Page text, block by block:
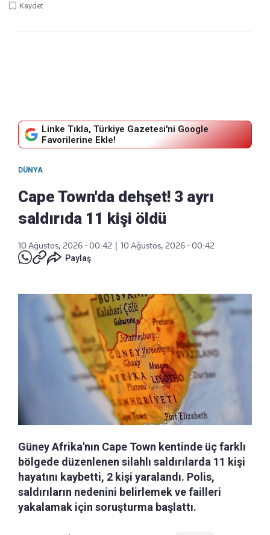
Kaydet
Linke Tıkla, Türkiye Gazetesi'ni Google
Favorilerine Ekle!
DÜNYA
Cape Town'da dehşet! 3 ayrı
saldırıda 11 kişi öldü
10 Ağustos, 2026 - 00:42 | 10 Ağustos, 2026 - 00:42
Paylaş
Güney Afrika'nın Cape Town kentinde üç farklı
bölgede düzenlenen silahlı saldırılarda 11 kişi
hayatını kaybetti, 2 kişi yaralandı. Polis,
saldırıların nedenini belirlemek ve failleri
yakalamak için soruşturma başlattı.